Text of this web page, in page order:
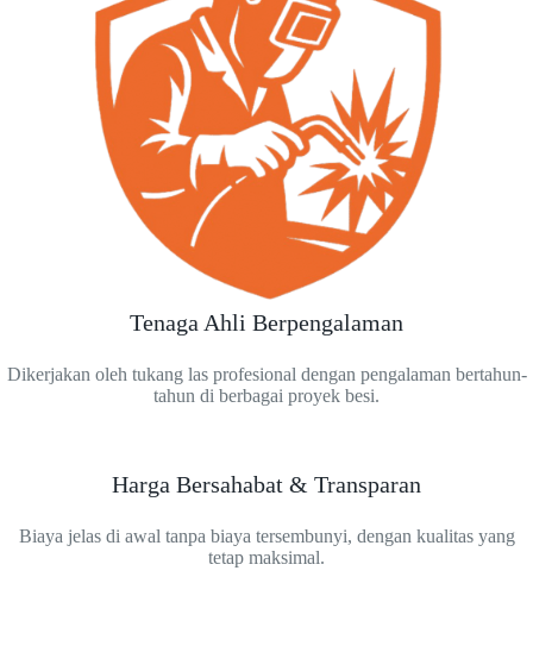
Tenaga Ahli Berpengalaman
Dikerjakan oleh tukang las profesional dengan pengalaman bertahun-
tahun di berbagai proyek besi.
Harga Bersahabat & Transparan
Biaya jelas di awal tanpa biaya tersembunyi, dengan kualitas yang
tetap maksimal.